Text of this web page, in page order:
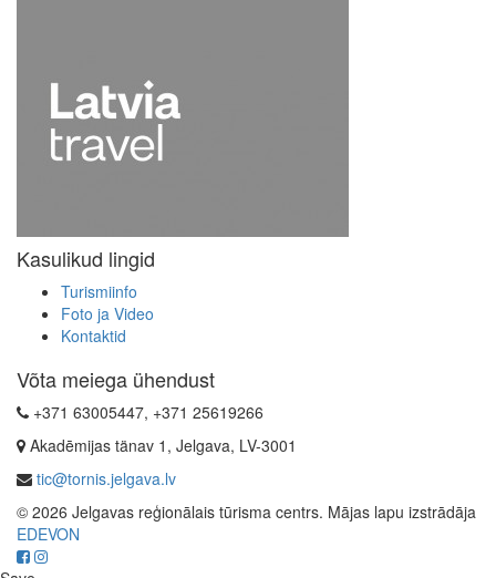
Kasulikud lingid
Turismiinfo
Foto ja Video
Kontaktid
Võta meiega ühendust
+371 63005447, +371 25619266
Akadēmijas tänav 1, Jelgava, LV-3001
tic@tornis.jelgava.lv
© 2026 Jelgavas reģionālais tūrisma centrs. Mājas lapu izstrādāja
EDEVON